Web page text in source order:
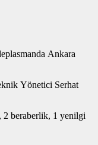
Ankara
Yönetici Serhat
2 beraberlik, 1 yenilgi